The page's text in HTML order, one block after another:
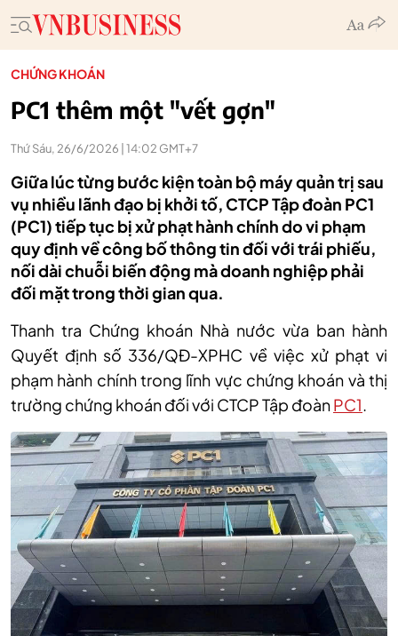
CHỨNG KHOÁN
PC1 thêm một "vết gợn"
Thứ Sáu, 26/6/2026 | 14:02 GMT+7
Giữa lúc từng bước kiện toàn bộ máy quản trị sau
vụ nhiều lãnh đạo bị khởi tố, CTCP Tập đoàn PC1
(PC1) tiếp tục bị xử phạt hành chính do vi phạm
quy định về công bố thông tin đối với trái phiếu,
nối dài chuỗi biến động mà doanh nghiệp phải
đối mặt trong thời gian qua.
Thanh tra Chứng khoán Nhà nước vừa ban hành
Quyết định số 336/QĐ-XPHC về việc xử phạt vi
phạm hành chính trong lĩnh vực chứng khoán và thị
trường chứng khoán đối với CTCP Tập đoànPC1.